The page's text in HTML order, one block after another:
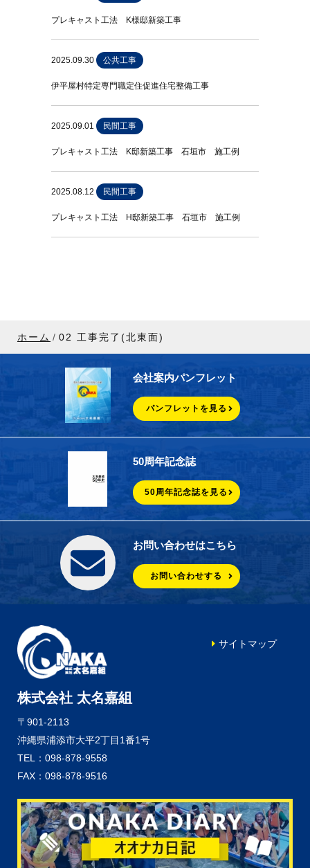
プレキャスト工法 K様邸新築工事
2025.09.30 公共工事
伊平屋村特定専門職定住促進住宅整備工事
2025.09.01 民間工事
プレキャスト工法 K邸新築工事 石垣市 施工例
2025.08.12 民間工事
プレキャスト工法 H邸新築工事 石垣市 施工例
ホーム 02 工事完了(北東面)
会社案内パンフレット
パンフレットを見る
50周年記念誌
50周年記念誌を見る
お問い合わせはこちら
お問い合わせする
株式会社 太名嘉組
〒901-2113
沖縄県浦添市大平2丁目1番1号
TEL：098-878-9558
FAX：098-878-9516
サイトマップ